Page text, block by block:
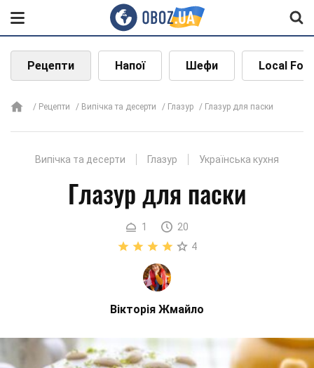
Рецепти Напої Шефи Local
Рецепти Випічка та десерти Глазур Глазур для паски
Випічка та десерти Глазур Українська кухня
Глазур для паски
1
20
4
Вікторія Жмайло